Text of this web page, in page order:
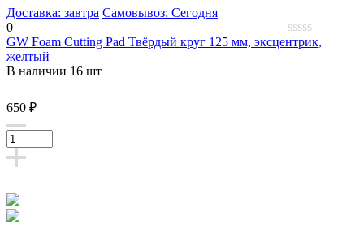
Доставка: завтра Самовывоз: Сегодня
0
0
GW Foam Cutting Pad Твёрдый круг 125 мм, эксцентрик,
желтый
В наличии 16 шт
650 ₽